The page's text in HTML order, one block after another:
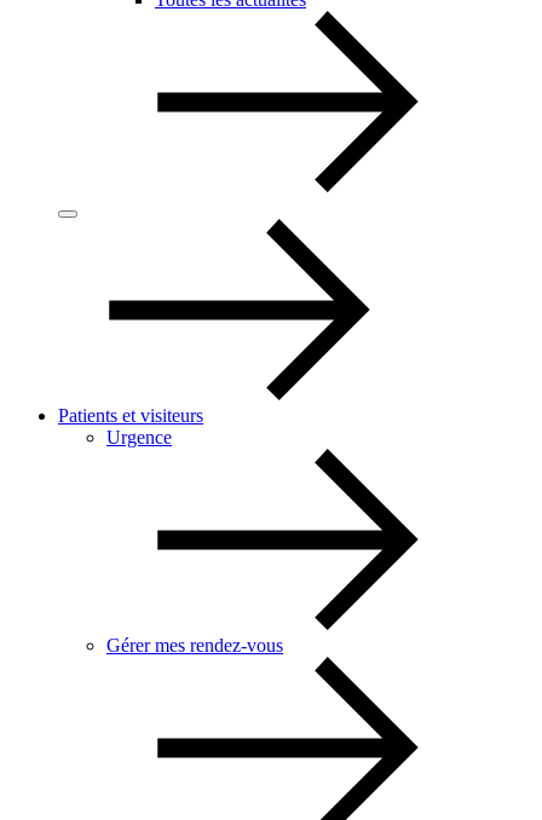
Patients et visiteurs
Urgence
Gérer mes rendez-vous